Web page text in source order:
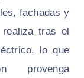
fachadas y
tras el
lo que
provenga